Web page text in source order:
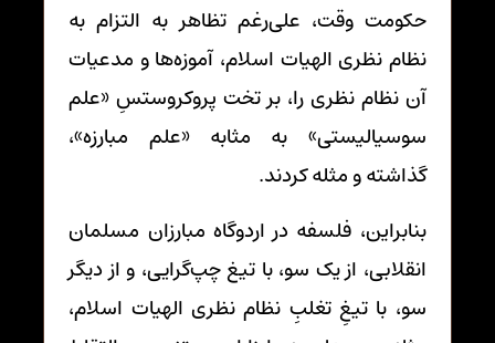
حکومت وقت، علی‌رغم تظاهر به التزام به
نظام نظری الهیات اسلام، آموزه‌ها و مدعیات
آن نظام نظری را، بر تخت پروکروستسِ «علم
سوسیالیستی» به مثابه «علم مبارزه»،
گذاشته و مثله کردند.
بنابراین، فلسفه در اردوگاه مبارزان مسلمان
انقلابی، از یک سو، با تیغ چپ‌گرایی، و از دیگر
سو، با تیغِ تغلبِ نظام نظری الهیات اسلام،